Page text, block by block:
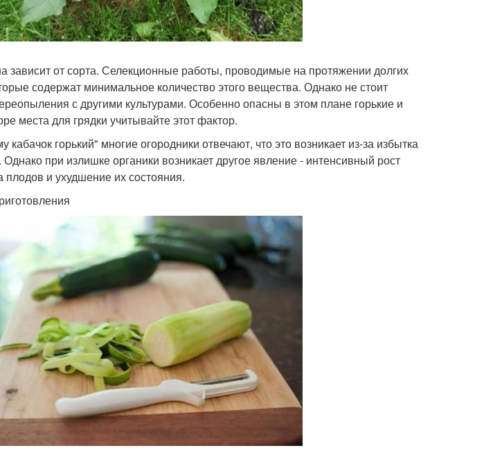
зависит от сорта. Селекционные работы, проводимые на протяжении долгих
содержат минимальное количество этого вещества. Однако не стоит
с другими культурами. Особенно опасны в этом плане горькие и
места для грядки учитывайте этот фактор.
горький" многие огородники отвечают, что это возникает из-за избытка
при излишке органики возникает другое явление - интенсивный рост
и ухудшение их состояния.